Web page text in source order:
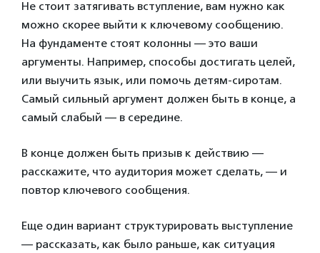
Не стоит затягивать вступление, вам нужно как
можно скорее выйти к ключевому сообщению.
На фундаменте стоят колонны — это ваши
аргументы. Например, способы достигать целей,
или выучить язык, или помочь детям-сиротам.
Самый сильный аргумент должен быть в конце, а
самый слабый — в середине.
В конце должен быть призыв к действию —
расскажите, что аудитория может сделать, — и
повтор ключевого сообщения.
Еще один вариант структурировать выступление
— рассказать, как было раньше, как ситуация